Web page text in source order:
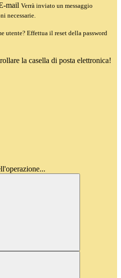
mail Verrà inviato un messaggio
necessarie.
utente? Effettua il reset della password
la casella di posta elettronica!